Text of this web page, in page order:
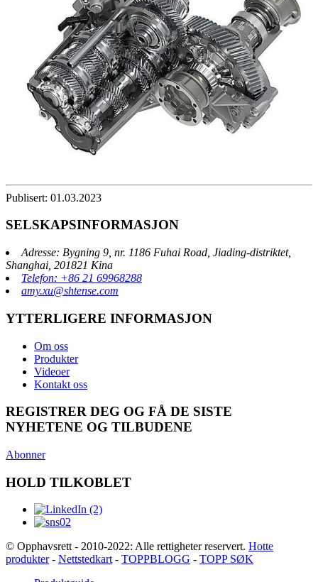
Publisert: 01.03.2023
SELSKAPSINFORMASJON
Adresse: Bygning 9, nr. 1186 Fuhai Road, Jiading-distriktet,
Shanghai, 201821 Kina
Telefon: +86 21 69968288
amy.xu@shtense.com
YTTERLIGERE INFORMASJON
Om oss
Produkter
Videoer
Kontakt oss
REGISTRER DEG OG FÅ DE SISTE
NYHETENE OG TILBUDENE
Abonner
HOLD TILKOBLET
© Opphavsrett - 2010-2022: Alle rettigheter reservert. Hotte
produkter- Nettstedkart - TOPPBLOGG - TOPP SØK